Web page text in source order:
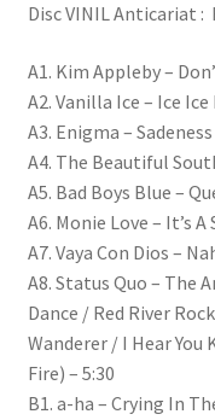
Disc VINIL Anticariat
A1. Kim Appleby –
A2. Vanilla Ice – Ice Ice
A3. Enigma –
A4. The Beautiful
A5. Bad Boys Blue –
A6. Monie Love – It’s
A7. Vaya Con Dios –
A8. Status Quo – The
Dance / Red River
Wanderer / I Hear
Fire) – 5:30
B1. a-ha – Crying In